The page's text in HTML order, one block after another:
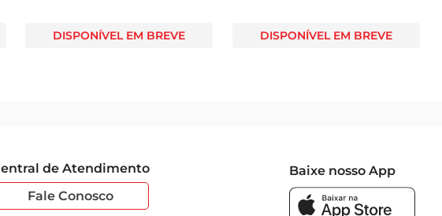
DISPONÍVEL EM BREVE DISPONÍVEL EM BREVE
de Atendimento
Fale Conosco
Baixe nosso App